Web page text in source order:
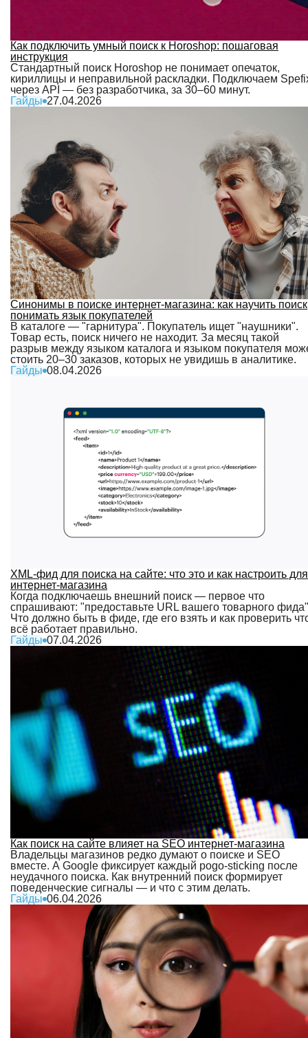
Как подключить умный поиск к Horoshop: пошаговая
инструкция
Стандартный поиск Horoshop не понимает опечаток,
кириллицы и неправильной раскладки. Подключаем
через API — без разработчика, за 30–60 минут.
Гайды 27.04.2026
Синонимы в поиске интернет-магазина: как научить поиск
понимать язык покупателей
В каталоге — "гарнитура". Покупатель ищет "наушники".
Товар есть, поиск ничего не находит. За месяц такой
разрыв между языком каталога и языком покупателя
стоить 20–30 заказов, которых не увидишь в аналитике.
Гайды 08.04.2026
XML-фид для поиска на сайте: что это и как настроить для
интернет-магазина
Когда подключаешь внешний поиск — первое что
спрашивают: "предоставьте URL вашего товарного
Что должно быть в фиде, где его взять и как проверить
всё работает правильно.
Гайды 07.04.2026
Как поиск на сайте влияет на SEO интернет-магазина
Владельцы магазинов редко думают о поиске и SEO
вместе. А Google фиксирует каждый pogo-sticking после
неудачного поиска. Как внутренний поиск формирует
поведенческие сигналы — и что с этим делать.
Гайды 06.04.2026